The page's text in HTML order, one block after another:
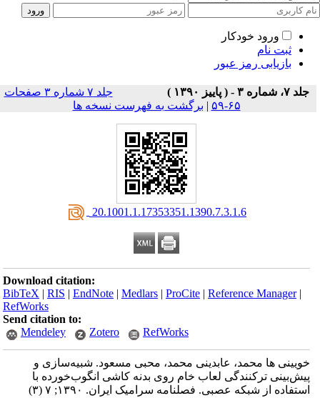
ورود خودکار
ثبت نام
بازیابی رمز عبور
جلد ۷، شماره ۳ - ( پاييز ۱۳۹۰ )
جلد ۷ شماره ۳ صفحات
۶۵-۵۹
| برگشت به فهرست نسخه ها
‎ 20.1001.1.17353351.1390.7.3.1.6
Download citation:
BibTeX |RIS |EndNote |Medlars |ProCite |Reference Manager
RefWorks
Send citation to:
Mendeley
Zotero RefWorks
خویینی ها محمد، عابدینی محمد، محبی مسعود. شبیه‌سازی و
پیش‌بینی ترکنندگی لعاب خام روی بدنه کاشی انگوب‌خورده با
استفاده از شبکه عصبی. فصلنامه سرامیک ایران. ۱۳۹۰; ۷ (۳)